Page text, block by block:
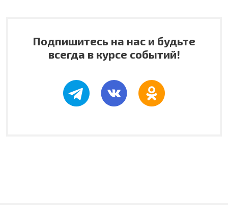
Подпишитесь на нас и будьте
всегда в курсе событий!